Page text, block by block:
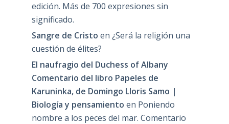
edición. Más de 700 expresiones sin
significado.
Sangre de Cristo en ¿Será la religión una
cuestión de élites?
El naufragio del Duchess of Albany
Comentario del libro Papeles de
Karuninka, de Domingo Lloris Samo |
Biología y pensamiento en Poniendo
nombre a los peces del mar. Comentario